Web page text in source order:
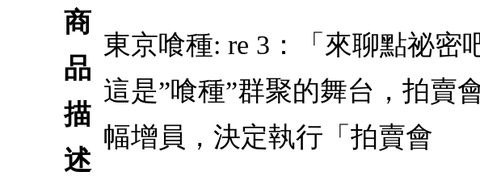
商
品
描
述
東京喰種: re 3：「來聊點祕
這是”喰種”群聚的舞台，拍賣
幅增員，決定執行「拍賣會